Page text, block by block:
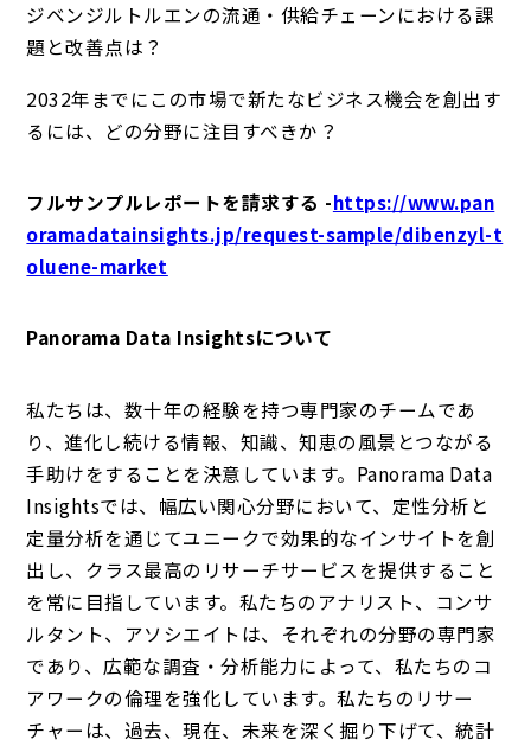
ジベンジルトルエンの流通・供給チェーンにおける課
題と改善点は？
2032年までにこの市場で新たなビジネス機会を創出す
るには、どの分野に注目すべきか？
フルサンプルレポートを請求する -https://www.pan
oramadatainsights.jp/request-sample/dibenzyl-t
oluene-market
Panorama Data Insightsについて
私たちは、数十年の経験を持つ専門家のチームであ
り、進化し続ける情報、知識、知恵の風景とつながる
手助けをすることを決意しています。Panorama Data
Insightsでは、幅広い関心分野において、定性分析と
定量分析を通じてユニークで効果的なインサイトを創
出し、クラス最高のリサーチサービスを提供すること
を常に目指しています。私たちのアナリスト、コンサ
ルタント、アソシエイトは、それぞれの分野の専門家
であり、広範な調査・分析能力によって、私たちのコ
アワークの倫理を強化しています。私たちのリサー
チャーは、過去、現在、未来を深く掘り下げて、統計